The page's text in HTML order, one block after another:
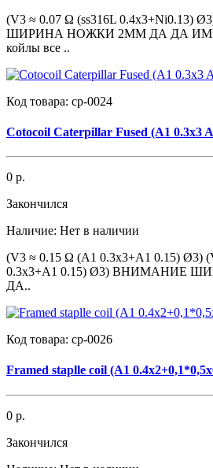
(V3 ≈ 0.07 Ω (ss316L
ШИРИНА НОЖКИ 2ММ ДА ДА
койлы все ..
Код товара: cp-0024
Cotocoil Caterpillar Fused (A1 0.3x3
0 р.
Закончился
Наличие: Нет в наличии
(V3 ≈ 0.15 Ω (A1 0.3x3+A1 0.15) Ø3)
0.3x3+A1 0.15) Ø3) ВНИМАНИЕ
ДА..
Код товара: cp-0026
Framed staplle coil (A1
0 р.
Закончился